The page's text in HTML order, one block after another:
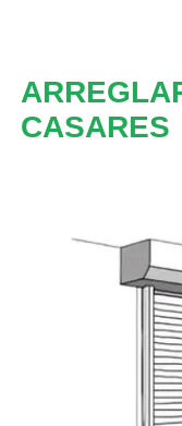
CASARES